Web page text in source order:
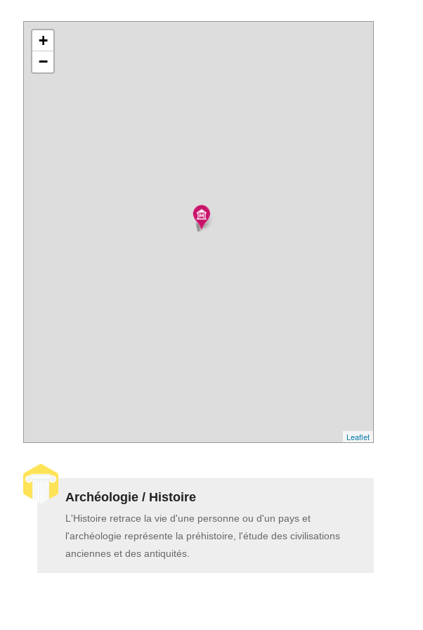
+
−
Leaflet
Archéologie / Histoire
L'Histoire retrace la vie d'une personne ou d'un pays et
l'archéologie représente la préhistoire, l'étude des civilisations
anciennes et des antiquités.